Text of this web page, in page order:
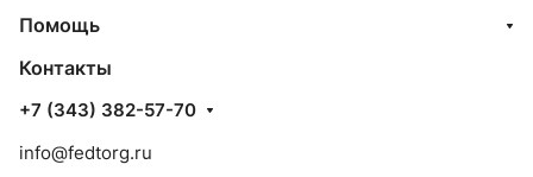
Помощь
Контакты
+7 (343) 382-57-70
info@fedtorg.ru